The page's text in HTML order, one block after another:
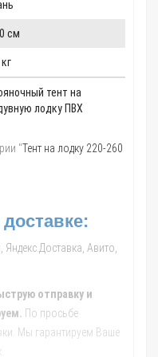
см
тент на
лодку ПВХ
"Тент на лодку 220-260
Авито,
отправку и
По просьбе
Мы гарантируем Ваше